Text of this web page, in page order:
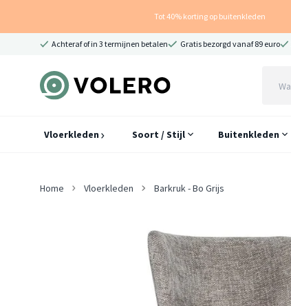
Tot 40% korting op buitenkleden
Achteraf of in 3 termijnen betalen Gratis bezorgd vanaf 89 euro
Vloerkleden Soort / Stijl Buitenkleden
Home Vloerkleden Barkruk - Bo Grijs